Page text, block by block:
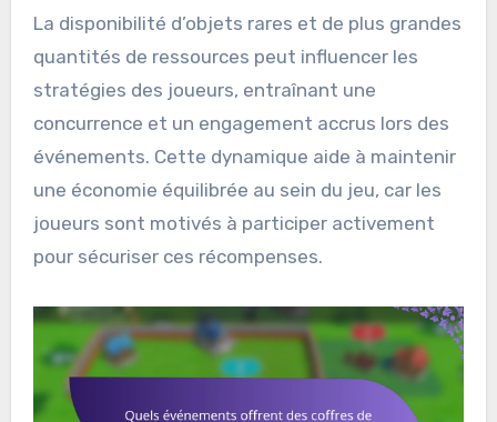
La disponibilité d’objets rares et de plus grandes
quantités de ressources peut influencer les
stratégies des joueurs, entraînant une
concurrence et un engagement accrus lors des
événements. Cette dynamique aide à maintenir
une économie équilibrée au sein du jeu, car les
joueurs sont motivés à participer activement
pour sécuriser ces récompenses.